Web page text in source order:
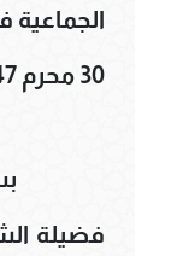
30 محرم 1447 هـ ، 25 يوليو 2025 م
فضيلة